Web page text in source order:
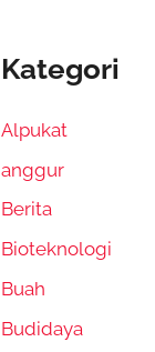
Kategori
Alpukat
anggur
Berita
Bioteknologi
Buah
Budidaya